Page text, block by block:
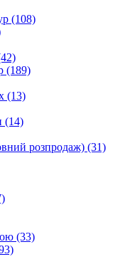
(108)
(189)
(13)
(14)
розпродаж) (31)
(33)